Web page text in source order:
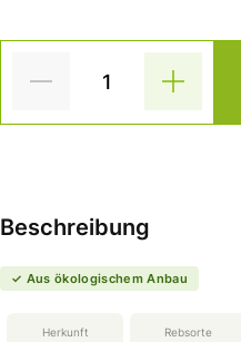
Beschreibung
✓ Aus ökologischem Anbau
Herkunft Rebsorte